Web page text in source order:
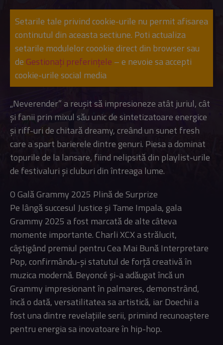
Setarile tale privind cookie-urile nu permit afisarea
continutul din aceasta sectiune. Poti actualiza
setarile modulelor coookie direct din browser sau
de Gestionați preferințele – e nevoie sa accepti
cookie-urile social media
„Neverender” a reușit să impresioneze atât juriul, cât
și fanii prin mixul său unic de sintetizatoare energice
și riff-uri de chitară dreamy, creând un sunet fresh
care a spart barierele dintre genuri. Piesa a dominat
topurile de la lansare, fiind nelipsită din playlist-urile
de festivaluri și cluburi din întreaga lume.
O Gală Grammy 2025 Plină de Surprize
Pe lângă succesul Justice și Tame Impala, gala
Grammy 2025 a fost marcată de alte câteva
momente importante. Charli XCX a strălucit,
câștigând premiul pentru Cea Mai Bună Interpretare
Pop, confirmându-și statutul de forță creativă în
muzica modernă. Beyoncé și-a adăugat încă un
Grammy impresionant în palmares, demonstrând,
încă o dată, versatilitatea sa artistică, iar Doechii a
fost una dintre revelațiile serii, primind recunoaștere
pentru energia sa inovatoare în hip-hop.